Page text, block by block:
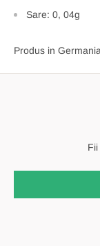
Sare: 0, 04g
Produs in Germania